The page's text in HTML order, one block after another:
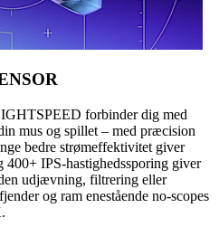
forbinder dig med
mus og spillet – med præcision
bedre strømeffektivitet giver
IPS-hastighedssporing giver
udjævning, filtrering eller
og ram enestående no-scopes